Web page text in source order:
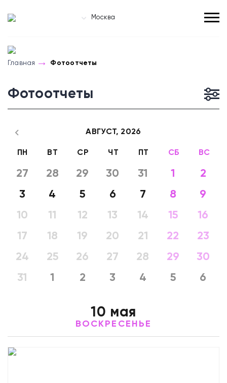
Москва
Главная Фотоотчеты
Фотоотчеты
АВГУСТ, 2026
ПН ВТ СР ЧТ ПТ СБ ВС
27 28 29 30 31 1
2
3
4 5 6 7 8
9
10
11 12 13 14 15
16
17
18 19 20 21 22
23
24
25 26 27 28 29
30
31
1 2 3 4 5 6
10 мая
ВОСКРЕСЕНЬЕ